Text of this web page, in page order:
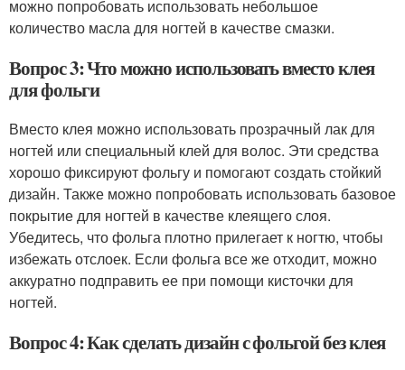
можно попробовать использовать небольшое
количество масла для ногтей в качестве смазки.
Вопрос 3: Что можно использовать вместо клея
для фольги
Вместо клея можно использовать прозрачный лак для
ногтей или специальный клей для волос. Эти средства
хорошо фиксируют фольгу и помогают создать стойкий
дизайн. Также можно попробовать использовать базовое
покрытие для ногтей в качестве клеящего слоя.
Убедитесь, что фольга плотно прилегает к ногтю, чтобы
избежать отслоек. Если фольга все же отходит, можно
аккуратно подправить ее при помощи кисточки для
ногтей.
Вопрос 4: Как сделать дизайн с фольгой без клея